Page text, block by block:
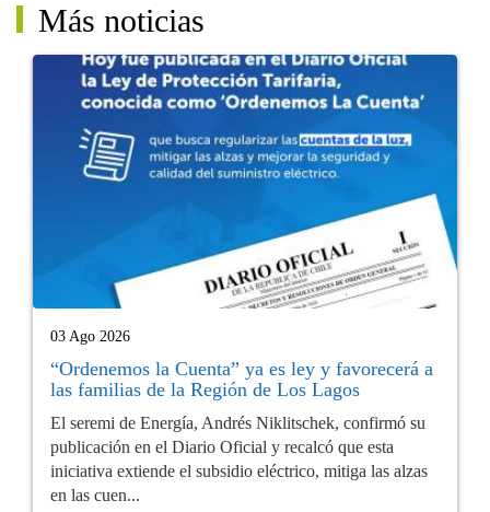
Más noticias
03 Ago 2026
“Ordenemos la Cuenta” ya es ley y favorecerá a
las familias de la Región de Los Lagos
El seremi de Energía, Andrés Niklitschek, confirmó su
publicación en el Diario Oficial y recalcó que esta
iniciativa extiende el subsidio eléctrico, mitiga las alzas
en las cuen...